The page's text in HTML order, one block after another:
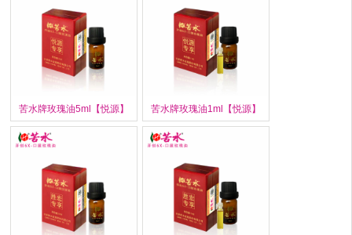
苦水牌玫瑰油5ml【悦源】 苦水牌玫瑰油1ml【悦源】